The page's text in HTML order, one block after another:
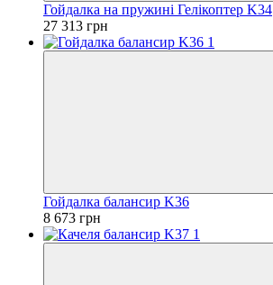
Гойдалка на пружині Гелікоптер K34
27 313 грн
Гойдалка балансир K36
8 673 грн